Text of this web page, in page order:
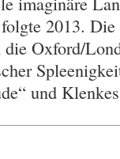
2013.
Oxford/
und